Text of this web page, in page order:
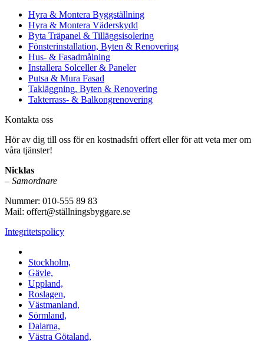
Hyra & Montera Byggställning
Hyra & Montera Väderskydd
Byta Träpanel & Tilläggsisolering
Fönsterinstallation, Byten & Renovering
Hus- & Fasadmålning
Installera Solceller & Paneler
Putsa & Mura Fasad
Takläggning, Byten & Renovering
Takterrass- & Balkongrenovering
Kontakta oss
Hör av dig till oss för en kostnadsfri offert eller för att veta mer om
våra tjänster!
Nicklas
– Samordnare
Nummer: 010-555 89 83
Mail: offert@ställningsbyggare.se
Integritetspolicy
Stockholm,
Gävle,
Uppland,
Roslagen,
Västmanland,
Sörmland,
Dalarna,
Västra Götaland,